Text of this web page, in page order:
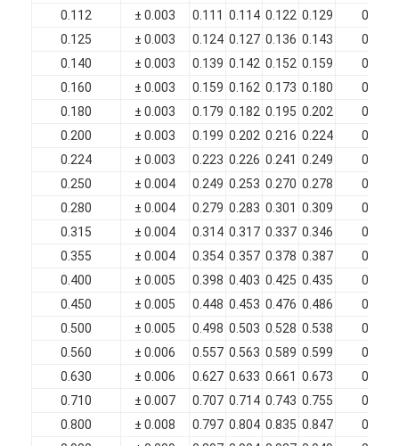
0.112
± 0.003 0.111 0.114 0.122 0.129
0.009
0.125
± 0.003 0.124 0.127 0.136 0.143
0.010
0.140
± 0.003 0.139 0.142 0.152 0.159
0.011
0.160
± 0.003 0.159 0.162 0.173 0.180
0.012
0.180
± 0.003 0.179 0.182 0.195 0.202
0.013
0.200
± 0.003 0.199 0.202 0.216 0.224
0.014
0.224
± 0.003 0.223 0.226 0.241 0.249
0.015
0.250
± 0.004 0.249 0.253 0.270 0.278
0.017
0.280
± 0.004 0.279 0.283 0.301 0.309
0.018
0.315
± 0.004 0.314 0.317 0.337 0.346
0.019
0.355
± 0.004 0.354 0.357 0.378 0.387
0.020
0.400
± 0.005 0.398 0.403 0.425 0.435
0.021
0.450
± 0.005 0.448 0.453 0.476 0.486
0.022
0.500
± 0.005 0.498 0.503 0.528 0.538
0.024
0.560
± 0.006 0.557 0.563 0.589 0.599
0.025
0.630
± 0.006 0.627 0.633 0.661 0.673
0.027
0.710
± 0.007 0.707 0.714 0.743 0.755
0.028
0.800
± 0.008 0.797 0.804 0.835 0.847
0.030